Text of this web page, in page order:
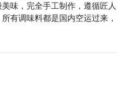
味，完全手工制作，遵循匠人
有调味料都是国内空运过来，